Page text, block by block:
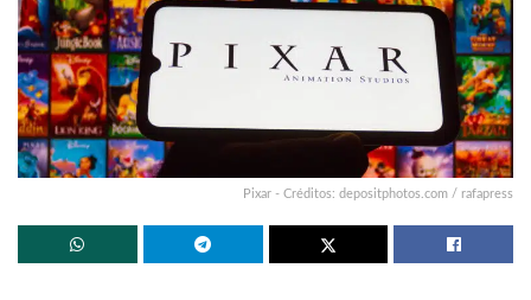
Pixar - Créditos: depositphotos.com / rafapress